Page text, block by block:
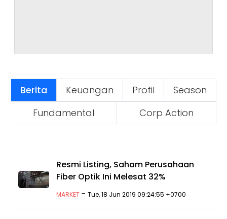
Berita Keuangan Profil
Season
Fundamental
Corp Action
Resmi Listing, Saham Perusahaan
Fiber Optik Ini Melesat 32%
MARKET -Tue, 18 Jun 2019 09:24:55 +0700